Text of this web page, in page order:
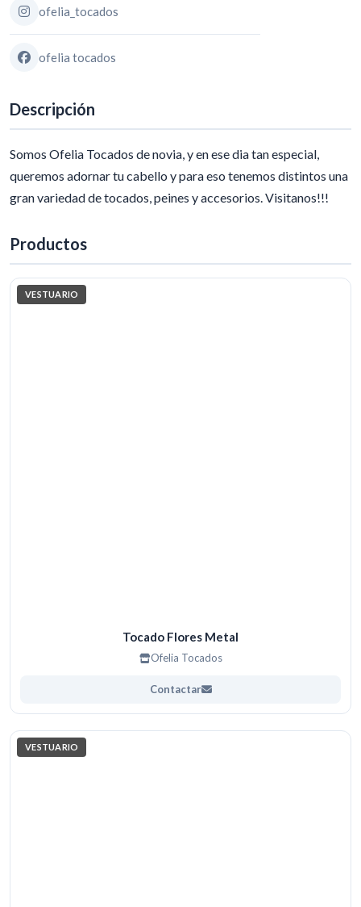
ofelia_tocados
ofelia tocados
Descripción
Somos Ofelia Tocados de novia, y en ese dia tan especial,
queremos adornar tu cabello y para eso tenemos distintos una
gran variedad de tocados, peines y accesorios. Visitanos!!!
Productos
VESTUARIO
Tocado Flores Metal
Ofelia Tocados
Contactar
VESTUARIO